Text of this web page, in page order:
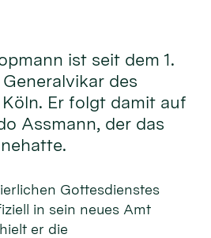
ist seit dem 1.
des
Er folgt damit auf
Assmann, der das
Gottesdienstes
in sein neues Amt
er die